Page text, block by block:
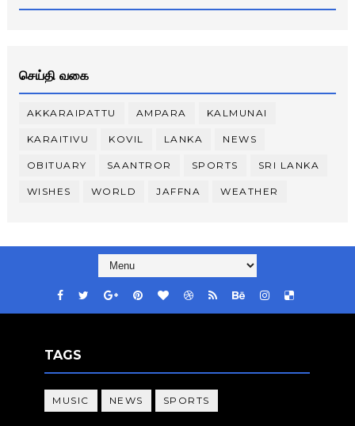
செய்தி வகை
AKKARAIPATTU AMPARA KALMUNAI
KARAITIVU KOVIL LANKA NEWS
OBITUARY SAANTROR SPORTS SRI LANKA
WISHES WORLD JAFFNA WEATHER
TAGS
MUSIC NEWS SPORTS